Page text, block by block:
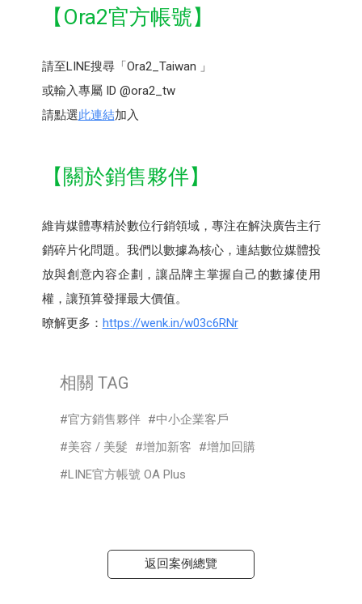
【Ora2官方帳號】
請至LINE搜尋「Ora2_Taiwan 」
或輸入專屬 ID @ora2_tw
請點選此連結加入
【關於銷售夥伴】
維肯媒體專精於數位行銷領域，專注在解決廣告主行
銷碎片化問題。我們以數據為核心，連結數位媒體投
放與創意內容企劃，讓品牌主掌握自己的數據使用
權，讓預算發揮最大價值。
暸解更多： https://wenk.in/w03c6RNr
相關 TAG
官方銷售夥伴
中小企業客戶
美容 / 美髮
增加新客
增加回購
LINE官方帳號 OA Plus
返回案例總覽